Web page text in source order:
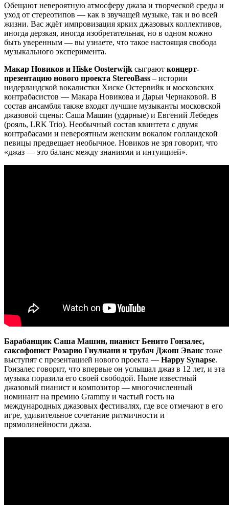
Обещают невероятную атмосферу джаза и творческой среды и
уход от стереотипов — как в звучащей музыке, так и во всей
жизни. Вас ждёт импровизация ярких джазовых коллективов,
иногда дерзкая, иногда изобретательная, но в одном можно
быть уверенным — вы узнаете, что такое настоящая свобода
музыкального эксперимента.
Макар Новиков и Hiske Oosterwijk сыграют концерт-
презентацию нового проекта StereoBass – истории
нидерландской вокалистки Хиске Остервийк и московских
контрабасистов — Макара Новикова и Дарьи Чернаковой. В
состав ансамбля также входят лучшие музыканты московской
джазовой сцены: Саша Машин (ударные) и Евгений Лебедев
(рояль, LRK Trio). Необычный состав квинтета с двумя
контрабасами и невероятным женским вокалом голландской
певицы предвещает необычное. Новиков не зря говорит, что
«джаз — это баланс между знаниями и интуицией».
Барабанщик Саша Машин, пианист Бенито Гонзалес,
саксофонист Розарио Гиулиани и трубач Джош Эванс тоже
выступят с презентацией нового проекта — Happy Synapse.
Гонзалес говорит, что впервые он услышал джаз в 12 лет, и эта
музыка поразила его своей свободой. Ныне известный
джазовый пианист и композитор — многочисленный
номинант на премию Grammy и частый гость на
международных джазовых фестивалях, где все отмечают в его
игре, удивительное сочетание ритмичности и
прямолинейности джаза.